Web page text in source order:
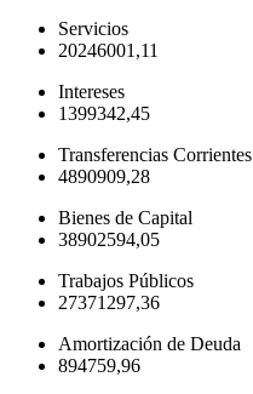
Servicios
20246001,11
Intereses
1399342,45
Transferencias Corrientes
4890909,28
Bienes de Capital
38902594,05
Trabajos Públicos
27371297,36
Amortización de Deuda
894759,96